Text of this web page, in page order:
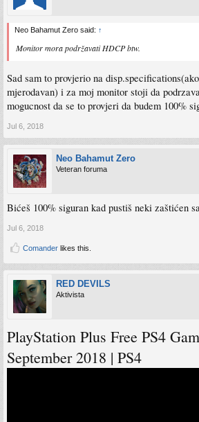
Neo Bahamut Zero said: ↑
Monitor mora podržavati HDCP btw.
Sad sam to provjerio na
mjerodavan) i za moj monitor stoji da
mogucnost da se to provjeri da budem 100%
Jul 6, 2018
Neo Bahamut Zero
Veteran foruma
Bićeš 100% siguran kad pustiš neki zaštićen
Jul 6, 2018
Comander likes this.
RED DEVILS
Aktivista
PlayStation Plus Free PS4
September 2018 | PS4